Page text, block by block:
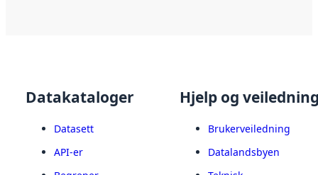
Datakataloger
Datasett
API-er
Hjelp og
Brukerveiledning
Datalandsbyen